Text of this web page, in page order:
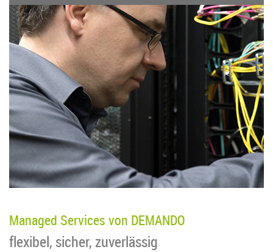
Managed Services von DEMANDO
flexibel, sicher, zuverlässig